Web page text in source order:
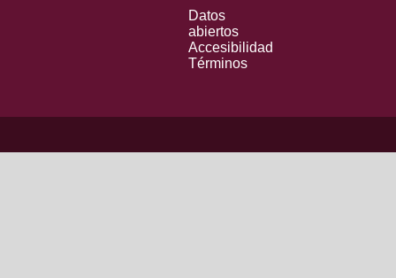
Datos
abiertos
Accesibilidad
Términos